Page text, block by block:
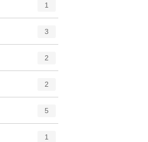
1
3
2
2
5
1